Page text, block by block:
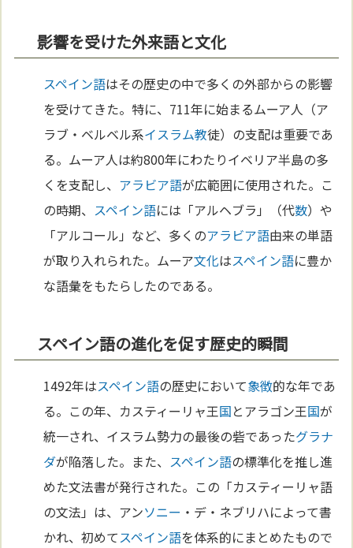
影響を受けた外来語と文化
スペイン語はその歴史の中で多くの外部からの影響
を受けてきた。特に、711年に始まるムーア人（ア
ラブ・ベルベル系イスラム教徒）の支配は重要であ
る。ムーア人は約800年にわたりイベリア半島の多
くを支配し、 アラビア語が広範囲に使用された。こ
の時期、 スペイン語には「アルヘブラ」（代数）や
「アルコール」など、多くのアラビア語由来の単語
が取り入れられた。ムーア文化はスペイン語に豊か
な語彙をもたらしたのである。
スペイン語の進化を促す歴史的瞬間
1492年はスペイン語の歴史において象徴的な年であ
る。この年、カスティーリャ王国とアラゴン王国が
統一され、イスラム勢力の最後の砦であったグラナ
ダが陥落した。また、 スペイン語の標準化を推し進
めた文法書が発行された。この「カスティーリャ語
の文法」は、アンソニー ・デ・ネブリハによって書
かれ、初めてスペイン語を体系的にまとめたもので